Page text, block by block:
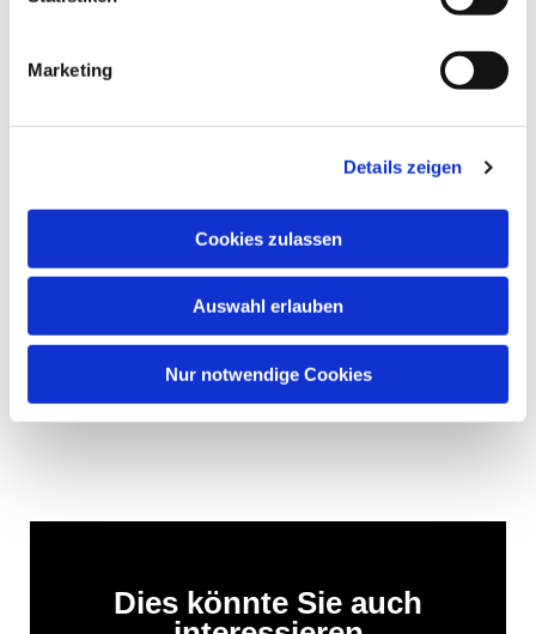
Marketing
Details zeigen
Cookies zulassen
Auswahl erlauben
Nur notwendige Cookies
Dies könnte Sie auch